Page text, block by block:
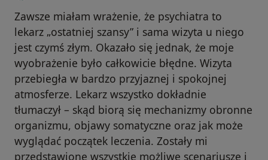
Zawsze miałam wrażenie, że psychiatra to
lekarz „ostatniej szansy” i sama wizyta u niego
jest czymś złym. Okazało się jednak, że moje
wyobrażenie było całkowicie błędne. Wizyta
przebiegła w bardzo przyjaznej i spokojnej
atmosferze. Lekarz wszystko dokładnie
tłumaczył – skąd biorą się mechanizmy obronne
organizmu, objawy somatyczne oraz jak może
wyglądać początek leczenia. Zostały mi
przedstawione wszystkie możliwe scenariusze i